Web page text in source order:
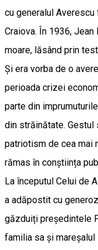
cu generalul
Craiova. În 1936,
moare, lăsând prin
Și era vorba de o
perioada crizei
parte din
din străinătate.
patriotism de cea mai
rămas în conștiința
La începutul Celui de
a adăpostit cu
găzduiți președintele
familia sa și